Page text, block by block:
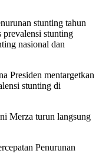
stunting tahun
prevalensi stunting
nasional dan
Presiden mentargetkan
stunting di
Merza turun langsung
Penurunan